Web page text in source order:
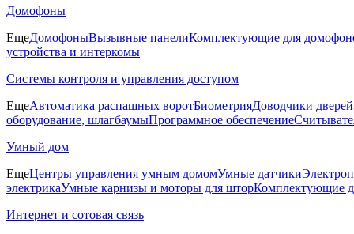
Домофоны
ЕщеДомофоныВызывные панелиКомплектующие для
устройства и интеркомы
Системы контроля и управления доступом
ЕщеАвтоматика распашных воротБиометрияДоводчики дверей
оборудование, шлагбаумыПрограммное обеспечение
Умный дом
ЕщеЦентры управления умным домомУмные датчики
электрикаУмные карнизы и моторы для шторКомплектующие
Интернет и сотовая связь